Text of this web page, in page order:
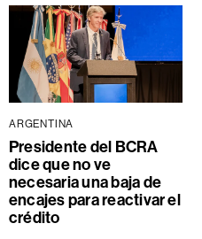
ARGENTINA
Presidente del BCRA
dice que no ve
necesaria una baja de
encajes para reactivar el
crédito